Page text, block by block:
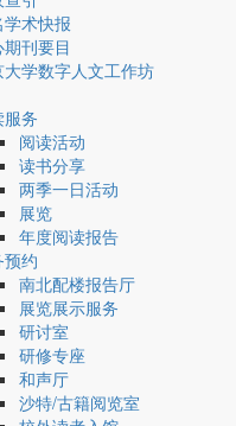
术快报
刊要目
大学数字人文工作坊
服务
阅读活动
读书分享
两季一日活动
展览
年度阅读报告
预约
南北配楼报告厅
展览展示服务
研讨室
研修专座
和声厅
沙特/古籍阅览室